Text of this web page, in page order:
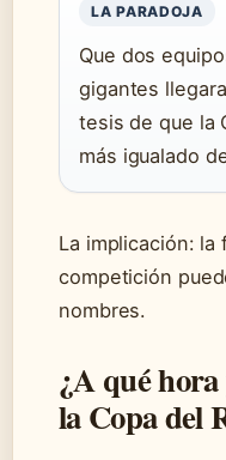
LA PARADOJA
Que dos
gigantes
tesis de que la
más igualado
La implicación: la
competición
nombres.
¿A qué
la Copa del